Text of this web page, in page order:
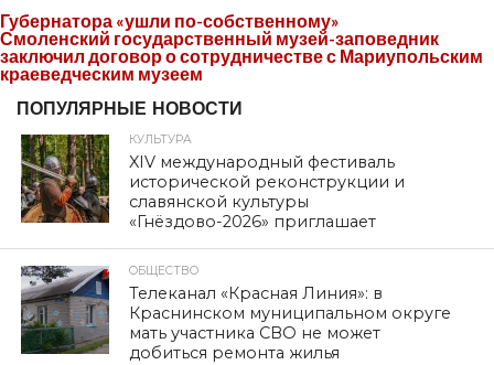
Губернатора «ушли по-собственному»
Смоленский государственный музей-заповедник
заключил договор о сотрудничестве с Мариупольским
краеведческим музеем
ПОПУЛЯРНЫЕ НОВОСТИ
КУЛЬТУРА
XIV международный фестиваль
исторической реконструкции и
славянской культуры
«Гнёздово-2026» приглашает
ОБЩЕСТВО
Телеканал «Красная Линия»: в
Краснинском муниципальном округе
мать участника СВО не может
добиться ремонта жилья